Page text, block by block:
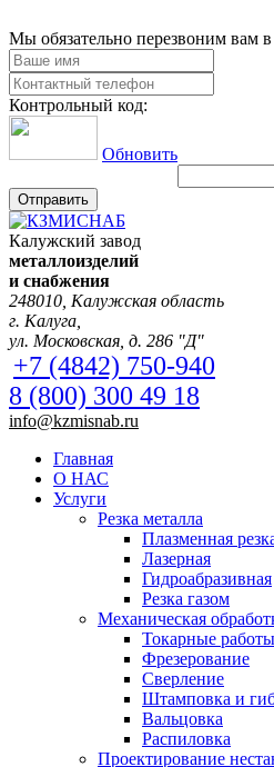
Мы обязательно перезвоним вам
Контрольный код:
Обновить
Отправить
Калужский завод
металлоизделий
и снабжения
248010, Калужская область
г. Калуга,
ул. Московская, д. 286 "Д"
+7 (4842) 750-940
8 (800) 300 49 18
info@kzmisnab.ru
Главная
О НАС
Услуги
Резка металла
Плазменная
Лазерная
Гидроабразивная
Резка газом
Механическая
Токарные работы
Фрезерование
Сверление
Штамповка и
Вальцовка
Распиловка
Проектирование